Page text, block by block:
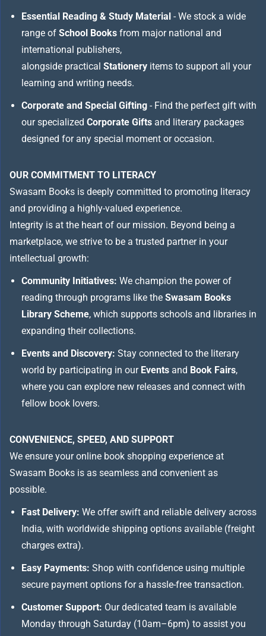
Essential Reading & Study Material - We stock a wide
range of School Books from major national and
international publishers,
alongside practical Stationery items to support all your
learning and writing needs.
Corporate and Special Gifting - Find the perfect gift with
our specialized Corporate Gifts and literary packages
designed for any special moment or occasion.
OUR COMMITMENT TO LITERACY
Swasam Books is deeply committed to promoting literacy
and providing a highly-valued experience.
Integrity is at the heart of our mission. Beyond being a
marketplace, we strive to be a trusted partner in your
intellectual growth:
Community Initiatives: We champion the power of
reading through programs like the Swasam Books
Library Scheme, which supports schools and libraries in
expanding their collections.
Events and Discovery: Stay connected to the literary
world by participating in our Events and Book Fairs,
where you can explore new releases and connect with
fellow book lovers.
CONVENIENCE, SPEED, AND SUPPORT
We ensure your online book shopping experience at
Swasam Books is as seamless and convenient as
possible.
Fast Delivery: We offer swift and reliable delivery across
India, with worldwide shipping options available (freight
charges extra).
Easy Payments: Shop with confidence using multiple
secure payment options for a hassle-free transaction.
Customer Support: Our dedicated team is available
Monday through Saturday (10am–6pm) to assist you